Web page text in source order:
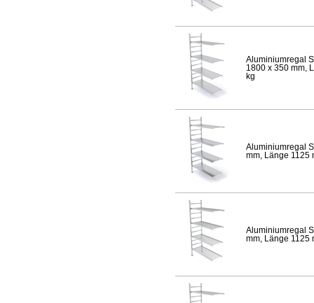
Aluminiumregal
1800 x 350 mm,
kg
Aluminiumregal
mm, Länge 1125
Aluminiumregal
mm, Länge 1125